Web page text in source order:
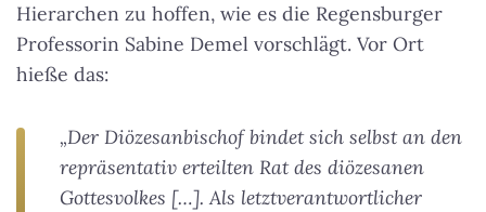
Hierarchen zu hoffen, wie es die Regensburger
Professorin Sabine Demel vorschlägt. Vor Ort
hieße das:
„Der Diözesanbischof bindet sich selbst an den
repräsentativ erteilten Rat des diözesanen
Gottesvolkes […]. Als letztverantwortlicher